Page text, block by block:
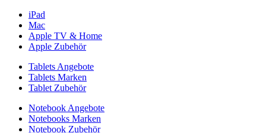
iPad
Mac
Apple TV & Home
Apple Zubehör
Tablets Angebote
Tablets Marken
Tablet Zubehör
Notebook Angebote
Notebooks Marken
Notebook Zubehör